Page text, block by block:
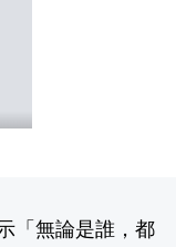
「無論是誰，都